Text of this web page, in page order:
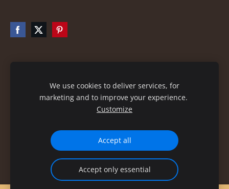
We use cookies to deliver services, for
marketing and to improve your experience.
Customize
Accept all
Accept only essential